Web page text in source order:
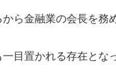
から金融業の会長を務
目置かれる存在とな